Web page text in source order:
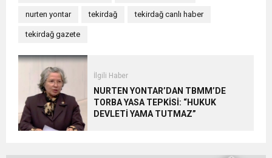
nurten yontar tekirdağ tekirdağ canlı haber
tekirdağ gazete
İlgili Haber
NURTEN YONTAR’DAN TBMM’DE
TORBA YASA TEPKİSİ: “HUKUK
DEVLETİ YAMA TUTMAZ”